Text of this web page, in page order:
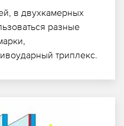
в двухкамерных
разные
триплекс.